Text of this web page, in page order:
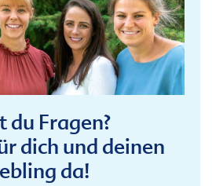
du Fragen?
dich und deinen
da!